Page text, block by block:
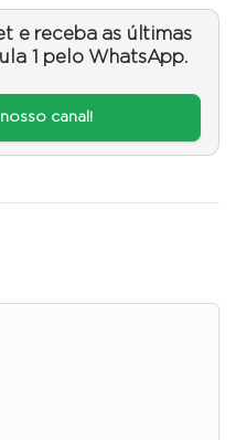
e receba as últimas
1 pelo WhatsApp.
canal!